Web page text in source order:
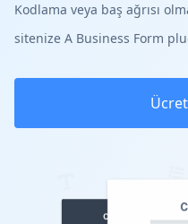
Kodlama veya baş ağrısı
sitenize A Business Form